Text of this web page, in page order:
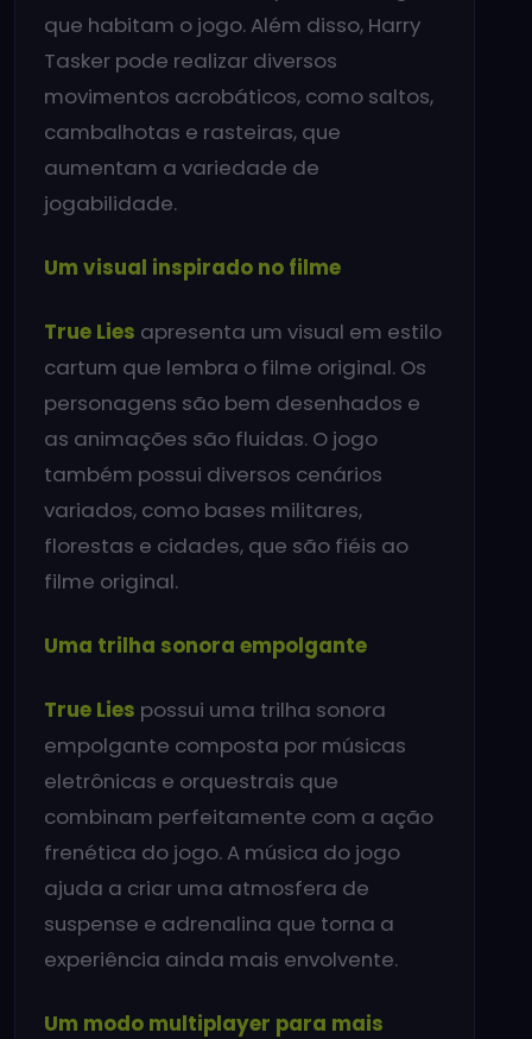
que habitam o jogo. Além disso, Harry
Tasker pode realizar diversos
movimentos acrobáticos, como saltos,
cambalhotas e rasteiras, que
aumentam a variedade de
jogabilidade.
Um visual inspirado no filme
True Lies apresenta um visual em estilo
cartum que lembra o filme original. Os
personagens são bem desenhados e
as animações são fluidas. O jogo
também possui diversos cenários
variados, como bases militares,
florestas e cidades, que são fiéis ao
filme original.
Uma trilha sonora empolgante
True Lies possui uma trilha sonora
empolgante composta por músicas
eletrônicas e orquestrais que
combinam perfeitamente com a ação
frenética do jogo. A música do jogo
ajuda a criar uma atmosfera de
suspense e adrenalina que torna a
experiência ainda mais envolvente.
Um modo multiplayer para mais